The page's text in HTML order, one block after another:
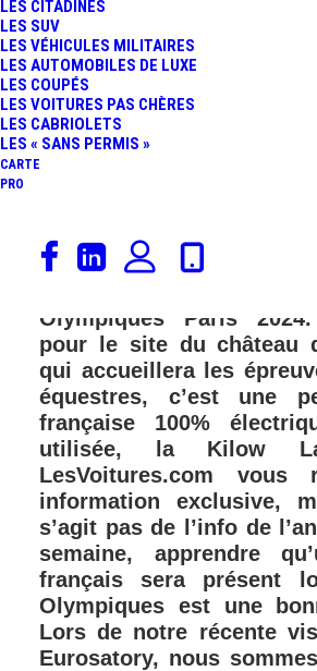
LES CITADINES
LES SUV
LES VÉHICULES MILITAIRES
LES AUTOMOBILES DE LUXE
LES COUPÉS
LES VOITURES PAS CHÈRES
LES CABRIOLETS
LES « SANS PERMIS »
CARTE
PRO
Partenaire olympique
groupe Toyota fournira
Olympiques Paris 2024.
pour le site du château
qui accueillera les
équestres, c’est une
française 100%
utilisée, la Kilow
LesVoitures.com vous
information exclusive,
s’agit pas de l’info de
semaine, apprendre
français sera présent
Olympiques est une
Lors de notre récente
Eurosatory, nous